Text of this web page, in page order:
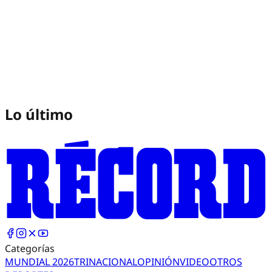
Lo último
Categorías
MUNDIAL 2026TRINACIONALOPINIÓNVIDEOOTROS